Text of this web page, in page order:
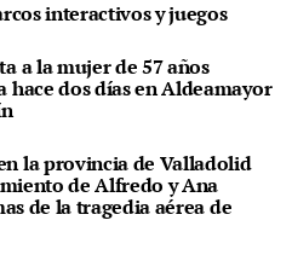
interactivos y juegos
a la mujer de 57 años
hace dos días en Aldeamayor
la provincia de Valladolid
de Alfredo y Ana
de la tragedia aérea de